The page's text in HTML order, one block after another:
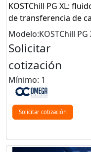
KOSTChill PG XL:
de transferencia de
Modelo:KOSTChill PG
Solicitar
cotización
Mínimo: 1
Solicitar cotización